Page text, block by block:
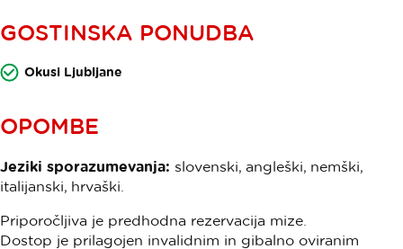
GOSTINSKA PONUDBA
Okusi Ljubljane
OPOMBE
Jeziki sporazumevanja: slovenski, angleški, nemški,
italijanski, hrvaški.
Priporočljiva je predhodna rezervacija mize.
Dostop je prilagojen invalidnim in gibalno oviranim